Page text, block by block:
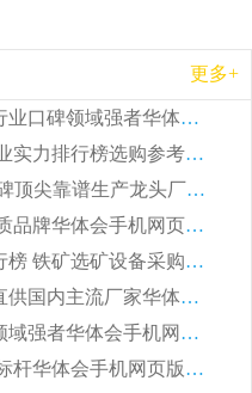
更多+
2026 矿用永磁滚筒厂家排行榜选购指南，行业口碑领域强者华体会手机网页版-华体会(中国)
2026 钛铁矿平板磁选机怎么选 靠谱生产企业实力排行榜选购参考攻略
2026CTG 干式磁选机完整选购指南 行业口碑顶尖靠谱生产龙头厂家实力推荐
2026 高精度粉料磁选机选购全攻略 行业优质品牌华体会手机网页版-华体会(中国) 实力深度解析
2026CTB 湿式永磁磁选机靠谱厂家实力排行榜 铁矿选矿设备采购全流程选购指南
2026 尾矿磁选机行业口碑领域强者，源头直供国内主流厂家华体会手机网页版-华体会(中国) 一站式服务
2026尾矿磁选机靠谱厂家哪家好 行业口碑领域强者华体会手机网页版-华体会(中国) 推荐
2026 铁矿磁选机靠谱厂家选购全攻略 行业标杆华体会手机网页版-华体会(中国) 设备性价比出众